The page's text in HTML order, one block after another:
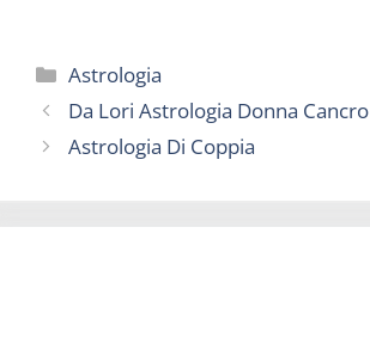
Categorie
Astrologia
Da Lori Astrologia Donna Cancro
Astrologia Di Coppia